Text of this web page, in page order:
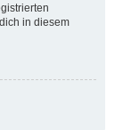
in diesem